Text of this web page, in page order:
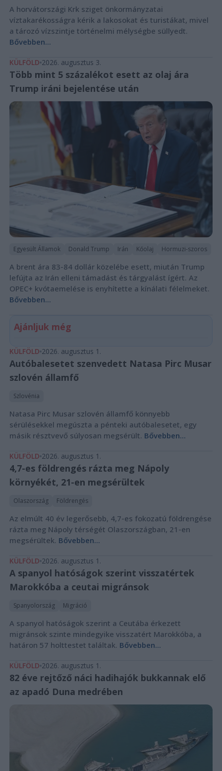
A horvátországi Krk sziget önkormányzatai
víztakarékosságra kérik a lakosokat és turistákat, mivel
a tározó vízszintje történelmi mélységbe süllyedt.
Bővebben...
KÜLFÖLD 2026. augusztus 3.
Több mint 5 százalékot esett az olaj ára
Trump iráni bejelentése után
Egyesült Államok Donald Trump Irán Kőolaj Hormuzi-szoros
A brent ára 83-84 dollár közelébe esett, miután Trump
lefújta az Irán elleni támadást és tárgyalást ígért. Az
OPEC+ kvótaemelése is enyhítette a kínálati félelmeket.
Bővebben...
Ajánljuk még
KÜLFÖLD 2026. augusztus 1.
Autóbalesetet szenvedett Natasa Pirc Musar
szlovén államfő
Szlovénia
Natasa Pirc Musar szlovén államfő könnyebb
sérülésekkel megúszta a pénteki autóbalesetet, egy
másik résztvevő súlyosan megsérült. Bővebben...
KÜLFÖLD 2026. augusztus 1.
4,7-es földrengés rázta meg Nápoly
környékét, 21-en megsérültek
Olaszország Földrengés
Az elmúlt 40 év legerősebb, 4,7-es fokozatú földrengése
rázta meg Nápoly térségét Olaszországban, 21-en
megsérültek. Bővebben...
KÜLFÖLD 2026. augusztus 1.
A spanyol hatóságok szerint visszatértek
Marokkóba a ceutai migránsok
Spanyolország Migráció
A spanyol hatóságok szerint a Ceutába érkezett
migránsok szinte mindegyike visszatért Marokkóba, a
határon 57 holttestet találtak. Bővebben...
KÜLFÖLD 2026. augusztus 1.
82 éve rejtőző náci hadihajók bukkannak elő
az apadó Duna medrében